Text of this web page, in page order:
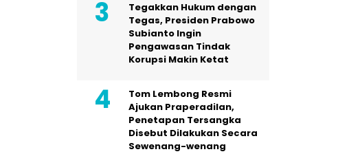
Tegakkan Hukum dengan
Tegas, Presiden Prabowo
Subianto Ingin
Pengawasan Tindak
Korupsi Makin Ketat
Tom Lembong Resmi
Ajukan Praperadilan,
Penetapan Tersangka
Disebut Dilakukan Secara
Sewenang-wenang